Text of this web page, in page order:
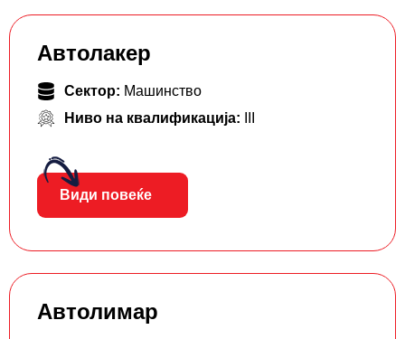
Автолакер
Сектор: Машинство
Ниво на квалификација:
Види повеќе
Автолимар